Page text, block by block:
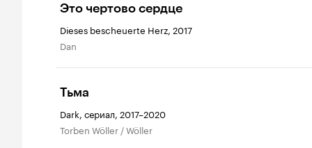
Это чертово сердце
Dieses bescheuerte Herz, 2017
Dan
Тьма
Dark, сериал, 2017–2020
Torben Wöller / Wöller